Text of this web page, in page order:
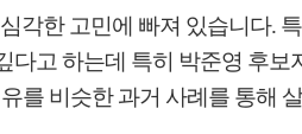
각한 고민에 빠져 있습니다.
고 하는데 특히 박준영 후보
를 비슷한 과거 사례를 통해